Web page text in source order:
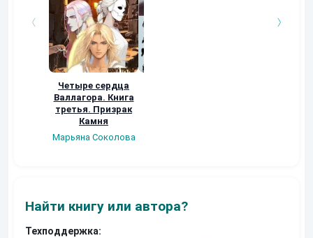
Четыре сердца
Валлагора. Книга
третья. Призрак
Камня
Марьяна Соколова
Найти книгу или автора?
Техподдержка: